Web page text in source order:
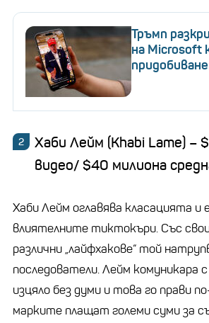
Тръмп
на Microsoft
Хаби Лейм (Кhabi Lame) –
видео/ $40 милиона
Хаби Лейм оглавява класацията и
влиятелните тиктокъри. Със
различни „лайфхакове“ той
последователи. Лейм комуникара
изцяло без думи и това го прави
марките плащат големи суми за